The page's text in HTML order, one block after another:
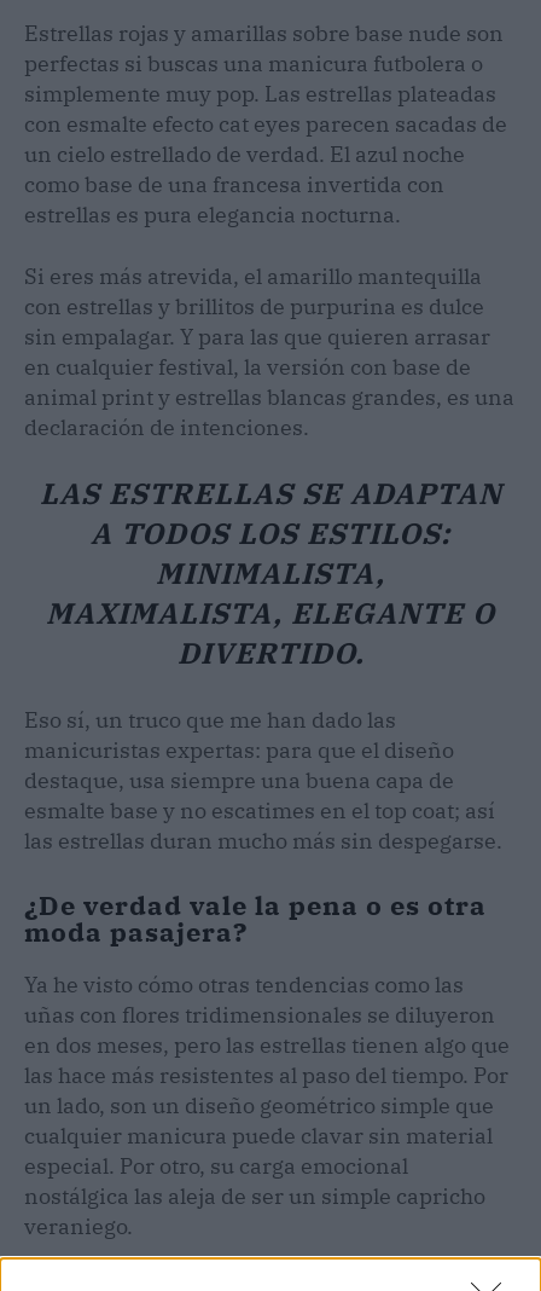
Estrellas rojas y amarillas sobre base nude son
perfectas si buscas una manicura futbolera o
simplemente muy pop. Las estrellas plateadas
con esmalte efecto cat eyes parecen sacadas de
un cielo estrellado de verdad. El azul noche
como base de una francesa invertida con
estrellas es pura elegancia nocturna.
Si eres más atrevida, el amarillo mantequilla
con estrellas y brillitos de purpurina es dulce
sin empalagar. Y para las que quieren arrasar
en cualquier festival, la versión con base de
animal print y estrellas blancas grandes, es una
declaración de intenciones.
LAS ESTRELLAS SE ADAPTAN
A TODOS LOS ESTILOS:
MINIMALISTA,
MAXIMALISTA, ELEGANTE O
DIVERTIDO.
Eso sí, un truco que me han dado las
manicuristas expertas: para que el diseño
destaque, usa siempre una buena capa de
esmalte base y no escatimes en el top coat; así
las estrellas duran mucho más sin despegarse.
¿De verdad vale la pena o es otra
moda pasajera?
Ya he visto cómo otras tendencias como las
uñas con flores tridimensionales se diluyeron
en dos meses, pero las estrellas tienen algo que
las hace más resistentes al paso del tiempo. Por
un lado, son un diseño geométrico simple que
cualquier manicura puede clavar sin material
especial. Por otro, su carga emocional
nostálgica las aleja de ser un simple capricho
veraniego.